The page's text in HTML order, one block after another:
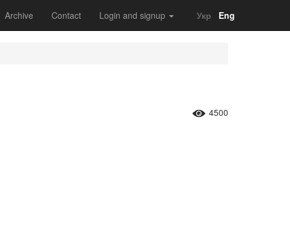
Archive Contact Login and signup Укр Eng
4500